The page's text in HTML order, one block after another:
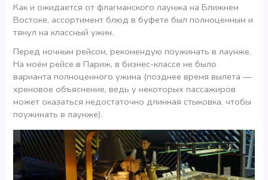
Как и ожидается от флагманского лаунжа на Ближнем
Востоке, ассортимент блюд в буфете был полноценным и
тянул на классный ужин.
Перед ночным рейсом, рекомендую поужинать в лаунже.
На моём рейсе в Париж, в бизнес-классе не было
варианта полноценного ужина (позднее время вылета —
хреновое объяснение, ведь у некоторых пассажиров
может оказаться недостаточно длинная стыковка, чтобы
поужинать в лаунже).